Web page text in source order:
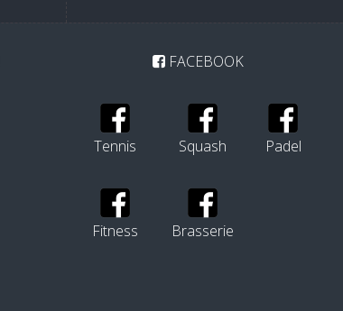
FACEBOOK
Tennis Squash Padel
Fitness Brasserie